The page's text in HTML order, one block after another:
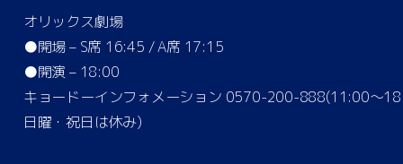
オリックス劇場
●開場 – S席 16:45 / A席 17:15
●開演 – 18:00
キョードーインフォメーション 0570-200-888(11:00〜
日曜・祝日は休み)